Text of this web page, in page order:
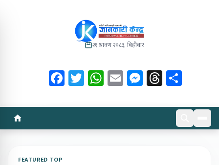
२१ श्रावण २०८३, बिहीबार
Facebook
Twitter
WhatsApp
EmailMessenger
Threads
FEATURED TOP